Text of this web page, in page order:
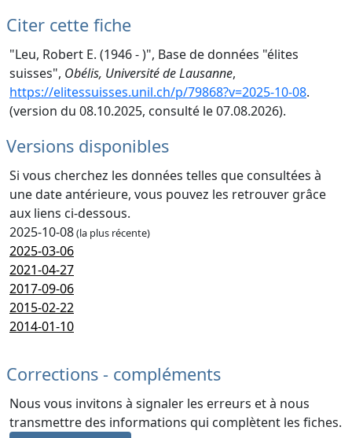
Citer cette fiche
"Leu, Robert E. (1946 - )", Base de données "élites
suisses", Obélis, Université de Lausanne,
https://elitessuisses.unil.ch/p/79868?v=2025-10-08.
(version du 08.10.2025, consulté le 07.08.2026).
Versions disponibles
Si vous cherchez les données telles que consultées à
une date antérieure, vous pouvez les retrouver grâce
aux liens ci-dessous.
2025-10-08(la plus récente)
2025-03-06
2021-04-27
2017-09-06
2015-02-22
2014-01-10
Corrections - compléments
Nous vous invitons à signaler les erreurs et à nous
transmettre des informations qui complètent les fiches.